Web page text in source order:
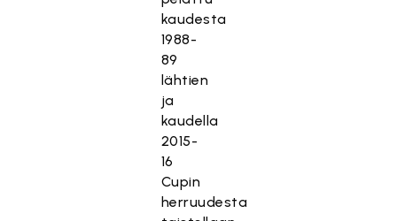
kaudesta
1988-
89
lähtien
ja
kaudella
2015-
16
Cupin
herruudesta